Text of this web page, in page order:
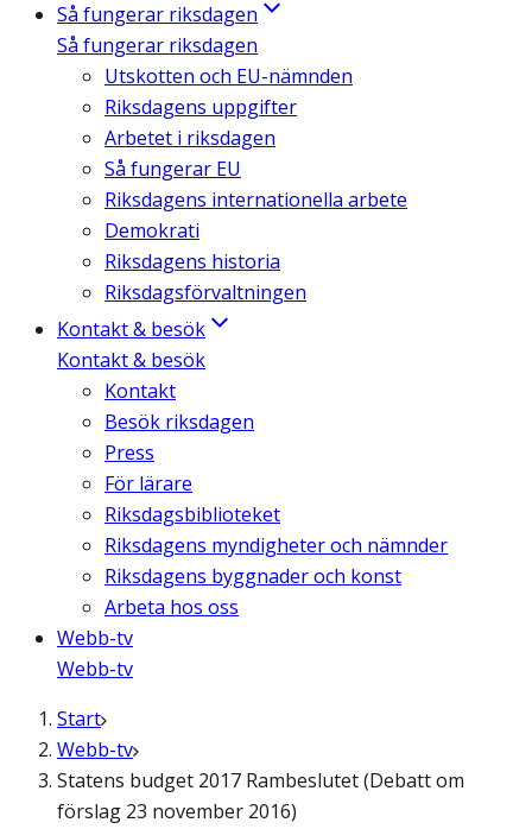
Så fungerar riksdagen
Så fungerar riksdagen
Utskotten och EU-nämnden
Riksdagens uppgifter
Arbetet i riksdagen
Så fungerar EU
Riksdagens internationella arbete
Demokrati
Riksdagens historia
Riksdagsförvaltningen
Kontakt & besök
Kontakt & besök
Kontakt
Besök riksdagen
Press
För lärare
Riksdagsbiblioteket
Riksdagens myndigheter och nämnder
Riksdagens byggnader och konst
Arbeta hos oss
Webb-tv
Webb-tv
Start
Webb-tv
Statens budget 2017 Rambeslutet (Debatt om
förslag 23 november 2016)